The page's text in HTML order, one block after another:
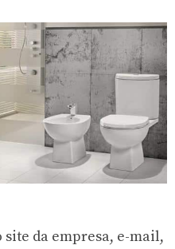
da empresa, e-mail,